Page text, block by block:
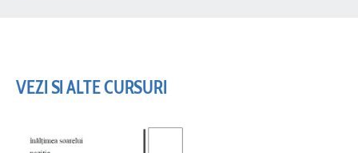
VEZI SI ALTE CURSURI